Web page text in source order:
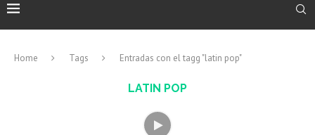
Home Tags Entradas con el tagg "latin pop"
LATIN POP